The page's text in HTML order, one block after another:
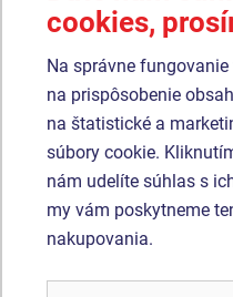
nebezpečenstvo zranenia
spojovací materiál je
Produkt - EDP-6201K-10
Edukačný panel -
Gitara, bicie a činely -
celokovový
cookies,
Na správne
na prispôsobenie
na štatistické a
súbory cookie.
nám udelíte súhlas s
my vám poskytneme
nakupovania.